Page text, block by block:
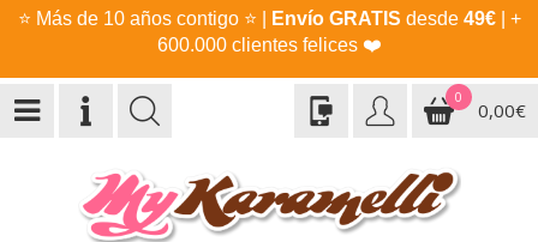
⭐ Más de 10 años contigo ⭐ Envío GRATIS desde 49€| +
600.000 clientes felices ❤️
0
0,00€